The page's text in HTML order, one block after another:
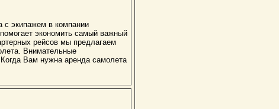
с экипажем в компании
экономить самый важный
рейсов мы предлагаем
Внимательные
Вам нужна аренда самолета